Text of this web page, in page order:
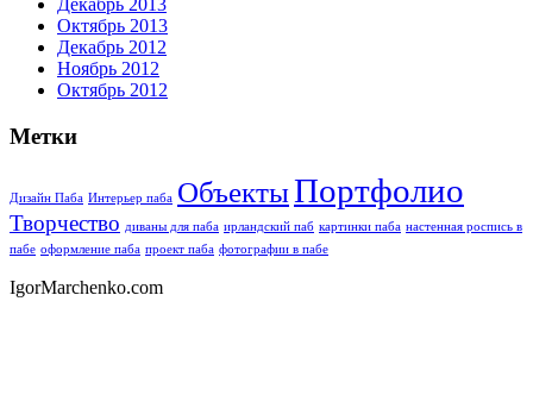
Октябрь 2013
Декабрь 2012
Ноябрь 2012
Октябрь 2012
Метки
Дизайн Паба Интерьер паба ОбъектыПортфолио
Творчество диваны для паба ирландский паб картинки паба настенная роспись в
пабе оформление паба проект паба фотографии в пабе
IgorMarchenko.com